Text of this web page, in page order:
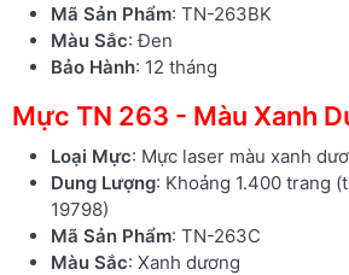
Mã Sản Phẩm: TN-263BK
Màu Sắc: Đen
Bảo Hành: 12 tháng
Mực TN 263 - Màu Xanh
Loại Mực: Mực laser màu xanh
Dung Lượng: Khoảng 1.400 trang
19798)
Mã Sản Phẩm: TN-263C
Màu Sắc: Xanh dương